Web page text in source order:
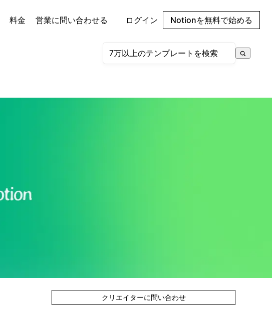
料金 営業に問い合わせる ログイン Notionを無料で始める
クリエイターに問い合わせ